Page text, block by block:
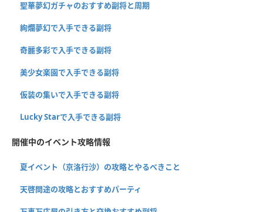
聖華夢幻ガチャのおすすめ副将と周期
絢爛夢幻で入手できる副将
奇麗多彩で入手できる副将
美少女楽園で入手できる副将
仮装の集いで入手できる副将
Lucky Starで入手できる副将
開催中のイベント攻略情報
夏イベント（京洛行沙）の攻略とやるべきこと
天啓問途の攻略とおすすめパーティ